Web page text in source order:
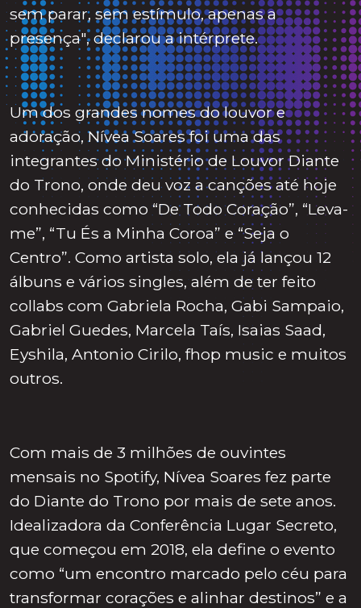
sem parar, sem estímulo, apenas a
presença", declarou a intérprete.
Um dos grandes nomes do louvor e
adoração, Nívea Soares foi uma das
integrantes do Ministério de Louvor Diante
do Trono, onde deu voz a canções até hoje
conhecidas como “De Todo Coração”, “Leva-
me”, “Tu És a Minha Coroa” e “Seja o
Centro”. Como artista solo, ela já lançou 12
álbuns e vários singles, além de ter feito
collabs com Gabriela Rocha, Gabi Sampaio,
Gabriel Guedes, Marcela Taís, Isaias Saad,
Eyshila, Antonio Cirilo, fhop music e muitos
outros.
Com mais de 3 milhões de ouvintes
mensais no Spotify, Nívea Soares fez parte
do Diante do Trono por mais de sete anos.
Idealizadora da Conferência Lugar Secreto,
que começou em 2018, ela define o evento
como “um encontro marcado pelo céu para
transformar corações e alinhar destinos” e a